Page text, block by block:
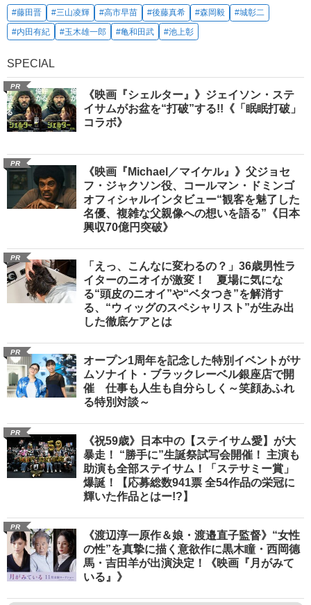
#藤田晋 #三山凌輝 #高市早苗 #後藤真希 #森岡毅
#城彰二
#内田有紀
#玉木雄一郎 #亀和田武 #池上彰
SPECIAL
PR
《映画『シェルター』》ジェイソン・ステ
イサムがお盆を“打破”する!!《「眠眠打破」
コラボ》
PR
《映画『Michael／マイケル』》父ジョセ
フ・ジャクソン役、コールマン・ドミンゴ
オフィシャルインタビュー“観客を魅了した
名優、複雑な父親像への想いを語る”《日本
興収70億円突破》
PR
「えっ、こんなに変わるの？」36歳男性ラ
イターのニオイが激変！ 夏場に気にな
る“頭皮のニオイ”や“ベタつき”を解消す
る、“ウィッグのスペシャリスト”が生み出
した徹底ケアとは
PR
オープン1周年を記念した特別イベントがサ
ムソナイト・ブラックレーベル銀座店で開
催 仕事も人生も自分らしく～笑顔あふれ
る特別対談～
PR
《祝59歳》日本中の【ステイサム愛】が大
暴走！ “勝手に”生誕祭試写会開催！ 主演も
助演も全部ステイサム！「ステサミー賞」
爆誕！【応募総数941票 全54作品の栄冠に
輝いた作品とはー!?】
PR
《渡辺淳一原作＆娘・渡邉直子監督》“女性
の性”を真摯に描く意欲作に黒木瞳・西岡德
馬・吉田羊が出演決定！《映画『月がみて
いる』》